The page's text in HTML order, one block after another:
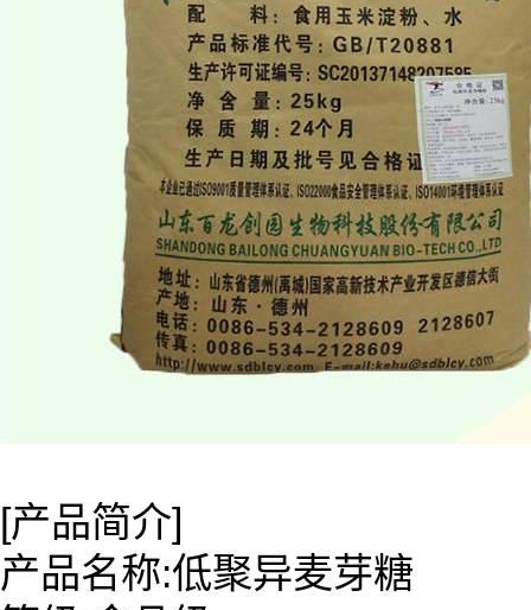
[产品简介]
产品名称:低聚异麦芽糖